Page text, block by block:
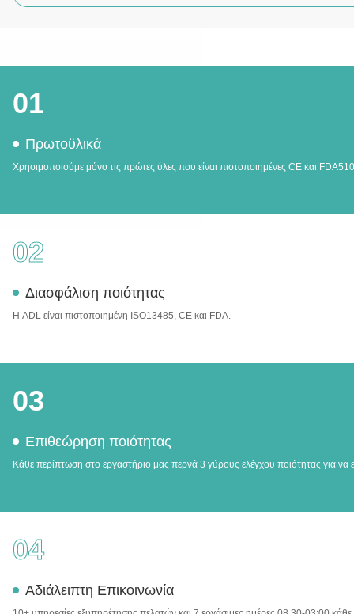
01
Πρωτοϋλικά
Χρησιμοποιούμε μόνο τις πρώτες ύλες που είναι πιστοποιημένες CE και
02
Διασφάλιση ποιότητας
Η ADL είναι πιστοποιημένη ISO13485, CE και FDA.
03
Επιθεώρηση ποιότητας
Κάθε περίπτωση στο εργαστήριο μας περνά 3 γύρους ελέγχου ποιότητας για να
04
Αδιάλειπτη Επικοινωνία